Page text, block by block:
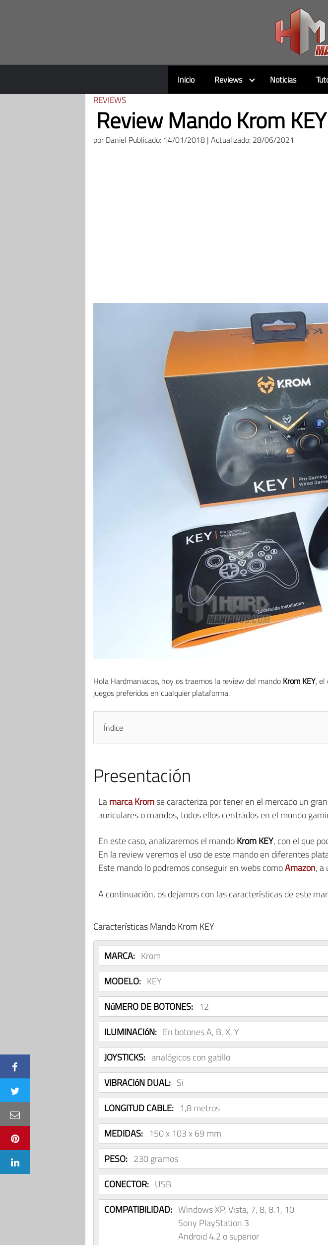
Inicio Reviews Noticias
REVIEWS
Review Mando Krom
porDaniel Publicado: 14/01/2018 | Actualizado: 28/06/2021
Hola Hardmaniacos, hoy os traemos la review del mando Krom KEY, el
juegos preferidos en cualquier plataforma.
Índice
Presentación
Lamarca Kromse caracteriza por tener en el mercado un
auriculares o mandos, todos ellos centrados en el mundo
En este caso, analizaremos el mandoKrom KEY, con el que
En la review veremos el uso de este mando en diferentes
Este mando lo podremos conseguir en webs comoAmazon, a
A continuación, os dejamos con las características de este
Características Mando Krom KEY
MARCA: Krom
MODELO: KEY
NúMERO DE BOTONES: 12
ILUMINACIóN: En botones A, B, X, Y
JOYSTICKS: analógicos con gatillo
VIBRACIóN DUAL: Si
LONGITUD CABLE: 1,8 metros
MEDIDAS: 150 x 103 x 69 mm
PESO: 230 gramos
CONECTOR: USB
COMPATIBILIDAD: Windows XP, Vista, 7, 8, 8.1, 10
Sony PlayStation 3
Android 4.2 o superior